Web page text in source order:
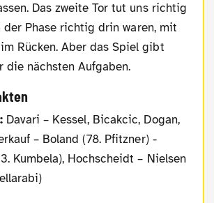
Das zweite Tor tut uns richtig
der Phase richtig drin waren, mit
Rücken. Aber das Spiel gibt
die nächsten Aufgaben.
Davari – Kessel, Bicakcic, Dogan,
– Boland (78. Pfitzner) -
Kumbela), Hochscheidt – Nielsen